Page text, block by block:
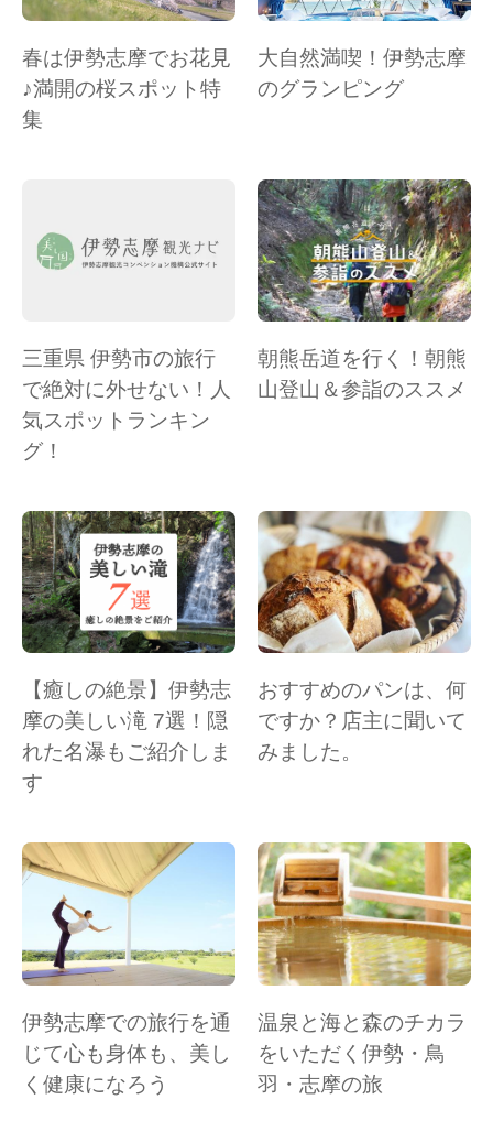
春は伊勢志摩でお花見
♪満開の桜スポット特
集
大自然満喫！伊勢志摩
のグランピング
三重県 伊勢市の旅行
で絶対に外せない！人
気スポットランキン
グ！
朝熊岳道を行く！朝熊
山登山＆参詣のススメ
【癒しの絶景】伊勢志
摩の美しい滝 7選！隠
れた名瀑もご紹介しま
す
おすすめのパンは、何
ですか？店主に聞いて
みました。
伊勢志摩での旅行を通
じて心も身体も、美し
く健康になろう
温泉と海と森のチカラ
をいただく伊勢・鳥
羽・志摩の旅